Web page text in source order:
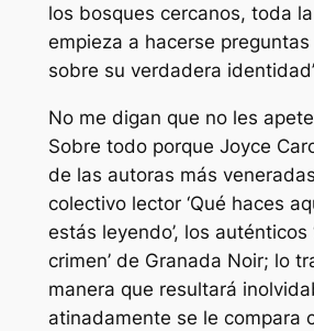
los bosques cercanos, toda
empieza a hacerse
sobre su verdadera
No me digan que no les
Sobre todo porque Joyce
de las autoras más
colectivo lector ‘Qué haces
estás leyendo’, los auténticos
crimen’ de Granada Noir; lo
manera que resultará
atinadamente se le compara